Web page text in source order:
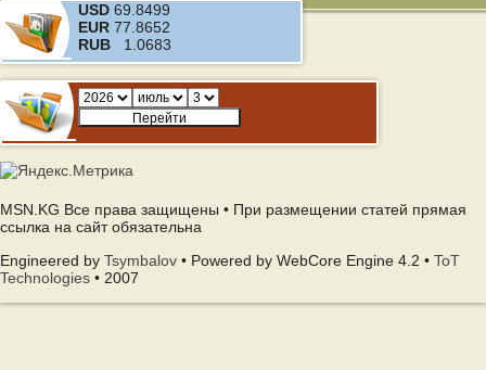
USD 69.8499
EUR 77.8652
RUB 1.0683
MSN.KG Все права защищены • При размещении статей прямая
ссылка на сайт обязательна
Engineered by Tsymbalov • Powered by WebCore Engine 4.2 • ToT
Technologies • 2007